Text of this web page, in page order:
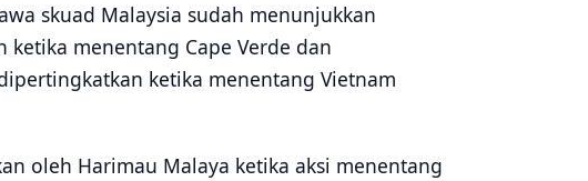
skuad Malaysia sudah menunjukkan
menentang Cape Verde dan
ketika menentang Vietnam
oleh Harimau Malaya ketika aksi menentang